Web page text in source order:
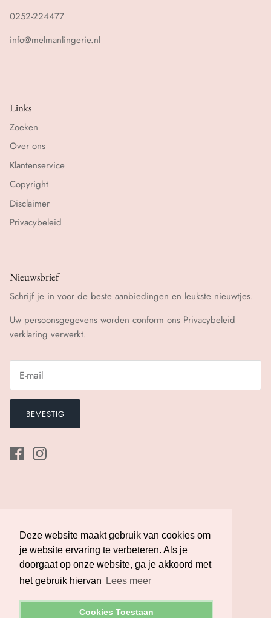
Deze website maakt gebruik van cookies om
je website ervaring te verbeteren. Als je
doorgaat op onze website, ga je akkoord met
het gebruik hiervan
Lees meer
Cookies Toestaan
Deze website maakt gebruik van cookies om
je website ervaring te verbeteren. Als je
doorgaat op onze website, ga je akkoord met
het gebruik hiervan
Lees meer
Cookies Toestaan
0252-224477
info@melmanlingerie.nl
Links
Zoeken
Over ons
Klantenservice
Copyright
Disclaimer
Privacybeleid
Nieuwsbrief
Schrijf je in voor de beste aanbiedingen en leukste nieuwtjes.
Uw persoonsgegevens worden conform ons Privacybeleid
verklaring verwerkt.
BEVESTIG
Nederland (EUR €)
Melman Lingerie.Powered by Shopify